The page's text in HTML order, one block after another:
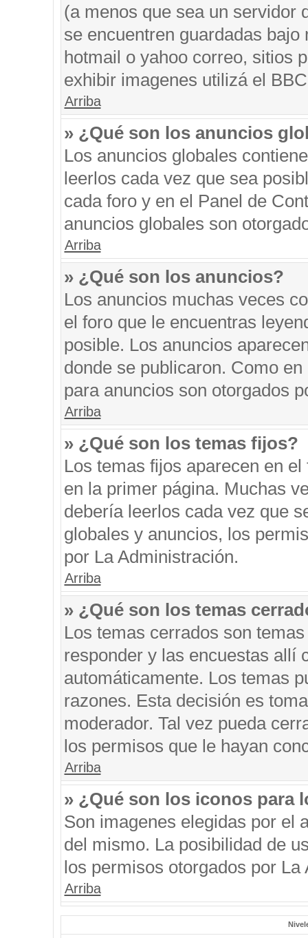
(a menos que sea un servidor
se encuentren guardadas
hotmail o yahoo correo, sitios
exhibir imagenes utilizá el
Arriba
» ¿Qué son los anuncios
Los anuncios globales
leerlos cada vez que sea
cada foro y en el Panel de
anuncios globales son
Arriba
» ¿Qué son los anuncios?
Los anuncios muchas veces
el foro que le encuentras
posible. Los anuncios
donde se publicaron. Como
para anuncios son otorgados
Arriba
» ¿Qué son los temas fijos?
Los temas fijos aparecen en
en la primer página. Muchas
debería leerlos cada vez que
globales y anuncios, los
por La Administración.
Arriba
» ¿Qué son los temas
Los temas cerrados son
responder y las encuestas allí
automáticamente. Los temas
razones. Esta decisión es
moderador. Tal vez pueda
los permisos que le hayan
Arriba
» ¿Qué son los iconos para
Son imagenes elegidas por el
del mismo. La posibilidad de
los permisos otorgados por La
Arriba